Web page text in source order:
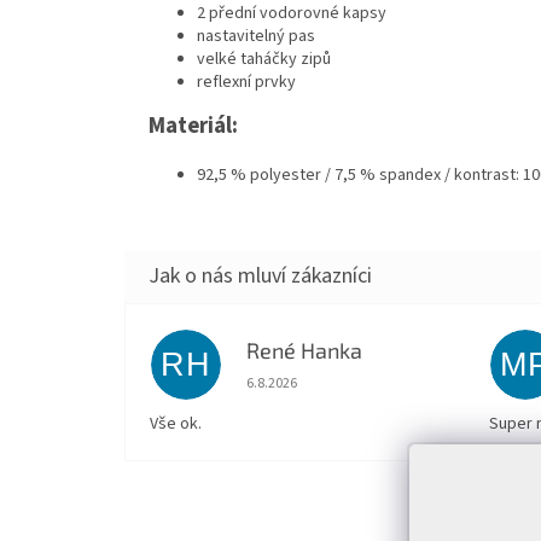
2 přední vodorovné kapsy
nastavitelný pas
velké taháčky zipů
reflexní prvky
Materiál:
92,5 % polyester / 7,5 % spandex / kontrast:
RH René Hanka
Hodnocení obchodu je 5 z 5 hvězdiček.
6.8.2026
Vše ok. Super